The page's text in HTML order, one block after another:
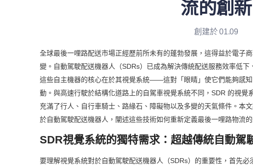
流的創新
創建於 01.09
全球最後一哩路配送市場正經歷前所未有的蓬勃發展，這得益於電子
變。自動駕駛配送機器人（SDRs）已成為解決傳統配送服務效率低下
這些自主機器的核心在於其視覺系統——這對「眼睛」使它們能夠感
動。與高速行駛於結構化道路上的自駕車視覺系統不同，SDR 的視覺
充滿了行人、自行車騎士、路緣石、障礙物以及多變的天氣條件。本
於自動駕駛配送機器人，闡述這些技術如何重新定義最後一哩路物流的
SDR視覺系統的獨特需求：超越傳統自動駕
要理解視覺系統對於自動駕駛配送機器人（SDRs）的重要性，首先